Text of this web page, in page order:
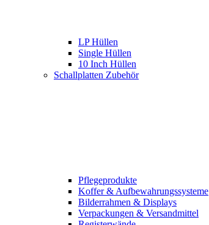
LP Hüllen
Single Hüllen
10 Inch Hüllen
Schallplatten Zubehör
Pflegeprodukte
Koffer & Aufbewahrungssysteme
Bilderrahmen & Displays
Verpackungen & Versandmittel